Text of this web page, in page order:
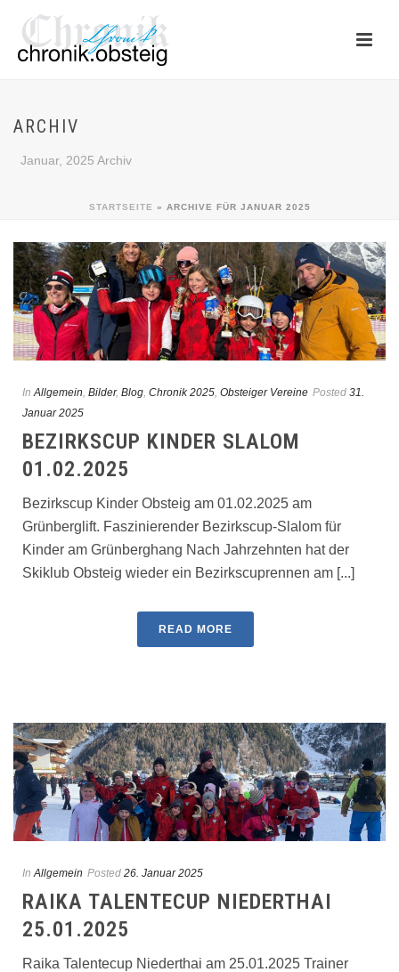
ARCHIV
Januar, 2025 Archiv
STARTSEITE » ARCHIVE FÜR JANUAR 2025
In Allgemein, Bilder, Blog, Chronik 2025, Obsteiger Vereine Posted 31.
Januar 2025
BEZIRKSCUP KINDER SLALOM
01.02.2025
Bezirkscup Kinder Obsteig am 01.02.2025 am
Grünberglift. Faszinierender Bezirkscup-Slalom für
Kinder am Grünberghang Nach Jahrzehnten hat der
Skiklub Obsteig wieder ein Bezirkscuprennen am [...]
READ MORE
In Allgemein Posted 26. Januar 2025
RAIKA TALENTECUP NIEDERTHAI
25.01.2025
Raika Talentecup Niederthai am 25.01.2025 Trainer